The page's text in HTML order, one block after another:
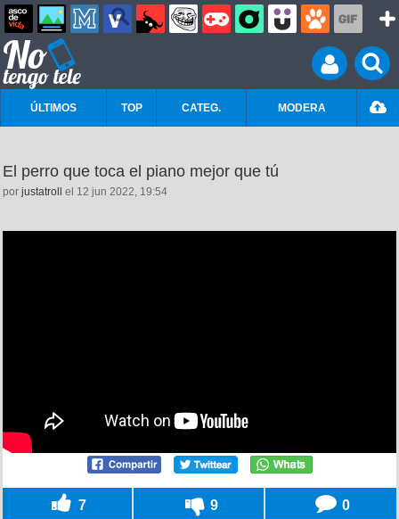
ÚLTIMOS TOP CATEG. MODERA
El perro que toca el piano mejor que tú
por justatroll el 12 jun 2022, 19:54
7 9 0